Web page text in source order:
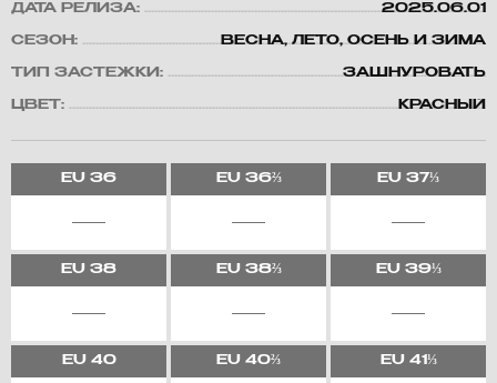
ДАТА РЕЛИЗА: 2025.06.01
СЕЗОН: ВЕСНА, ЛЕТО, ОСЕНЬ И ЗИМА
ТИП ЗАСТЕЖКИ: ЗАШНУРОВАТЬ
ЦВЕТ: КРАСНЫЙ
EU 36 EU36⅔ EU 37⅓
EU 38 EU38⅔ EU39⅓
EU40 EU 40⅔ EU41⅓